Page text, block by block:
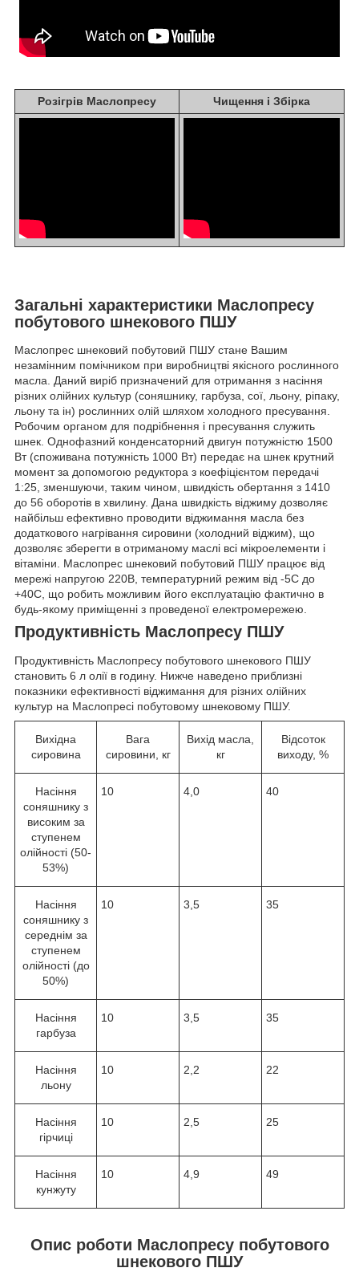
Розігрів Маслопресу Чищення і Збірка
Загальні характеристики Маслопресу
побутового шнекового ПШУ
Маслопрес шнековий побутовий ПШУ стане Вашим
незамінним помічником при виробництві якісного рослинного
масла. Даний виріб призначений для отримання з насіння
різних олійних культур (соняшнику, гарбуза, сої, льону, ріпаку,
льону та ін) рослинних олій шляхом холодного пресування.
Робочим органом для подрібнення і пресування служить
шнек. Однофазний конденсаторний двигун потужністю 1500
Вт (споживана потужність 1000 Вт) передає на шнек крутний
момент за допомогою редуктора з коефіцієнтом передачі
1:25, зменшуючи, таким чином, швидкість обертання з 1410
до 56 оборотів в хвилину. Дана швидкість віджиму дозволяє
найбільш ефективно проводити віджимання масла без
додаткового нагрівання сировини (холодний віджим), що
дозволяє зберегти в отриманому маслі всі мікроелементи і
вітаміни. Маслопрес шнековий побутовий ПШУ працює від
мережі напругою 220В, температурний режим від -5С до
+40С, що робить можливим його експлуатацію фактично в
будь-якому приміщенні з проведеної електромережею.
Продуктивність Маслопресу ПШУ
Продуктивність Маслопресу побутового шнекового ПШУ
становить 6 л олії в годину. Нижче наведено приблизні
показники ефективності віджимання для різних олійних
культур на Маслопресі побутовому шнековому ПШУ.
Вихідна
сировина
Вага
сировини, кг
Вихід масла,
кг
Відсоток
виходу, %
Насіння
соняшнику з
високим за
ступенем
олійності (50-
53%)
10 4,0 40
Насіння
соняшнику з
середнім за
ступенем
олійності (до
50%)
10 3,5 35
Насіння
гарбуза
10 3,5 35
Насіння
льону
10 2,2 22
Насіння
гірчиці
10 2,5 25
Насіння
кунжуту
10 4,9 49
Опис роботи Маслопресу побутового
шнекового ПШУ